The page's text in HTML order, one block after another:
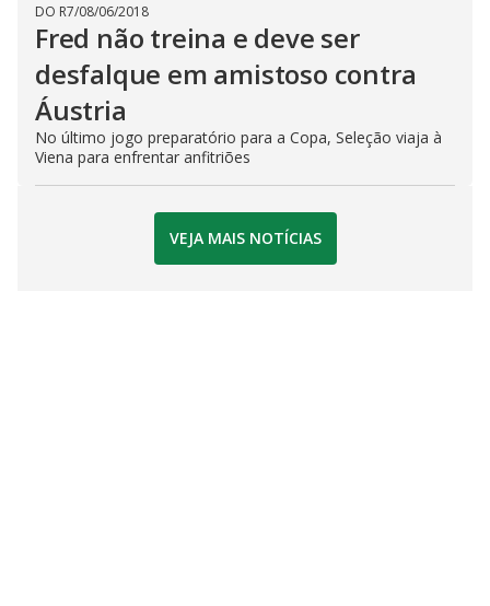
DO R7/08/06/2018
Fred não treina e deve ser
desfalque em amistoso contra
Áustria
No último jogo preparatório para a Copa, Seleção viaja à
Viena para enfrentar anfitriões
VEJA MAIS NOTÍCIAS